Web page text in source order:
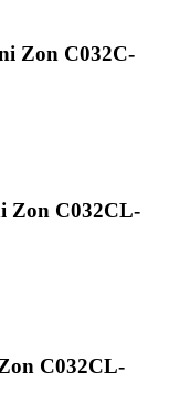
Zon C032C-
Zon C032CL-
C032CL-